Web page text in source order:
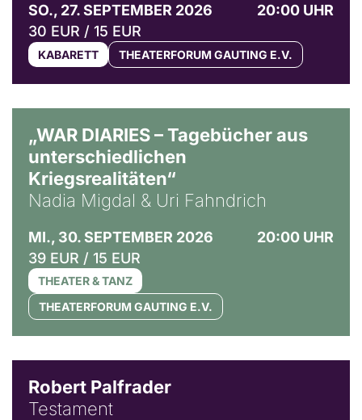
SO., 27. SEPTEMBER 2026
20:00 UHR
30 EUR / 15 EUR
KABARETT THEATERFORUM GAUTING E.V.
„WAR DIARIES – Tagebücher aus
unterschiedlichen
Kriegsrealitäten“
Nadia Migdal & Uri Fahndrich
MI., 30. SEPTEMBER 2026
20:00 UHR
39 EUR / 15 EUR
THEATER & TANZ
THEATERFORUM GAUTING E.V.
Robert Palfrader
Testament